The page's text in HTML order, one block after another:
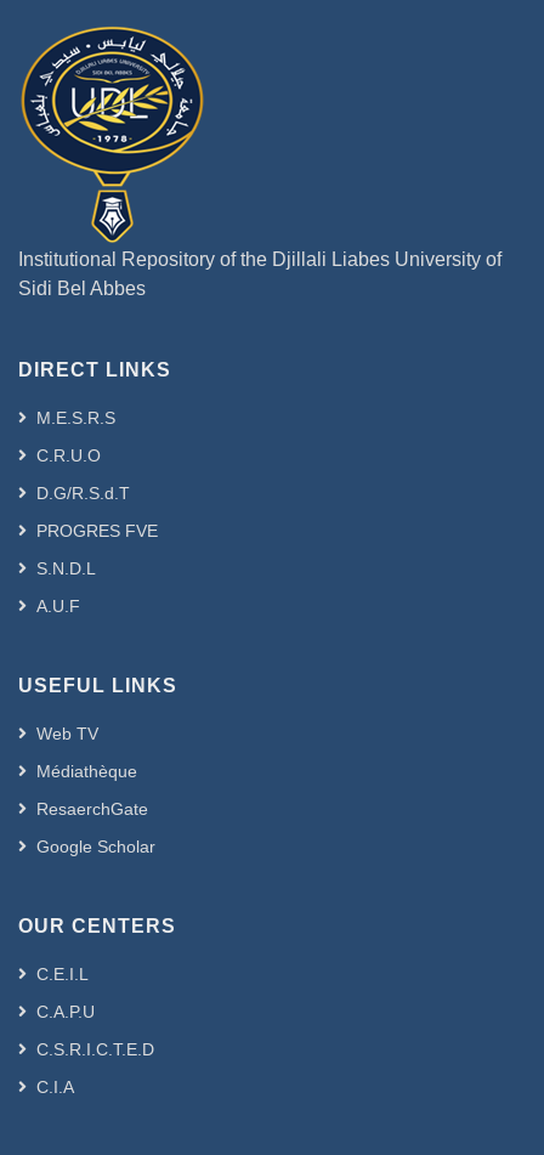
Institutional Repository of the Djillali Liabes University of
Sidi Bel Abbes
DIRECT LINKS
M.E.S.R.S
C.R.U.O
D.G/R.S.d.T
PROGRES FVE
S.N.D.L
A.U.F
USEFUL LINKS
Web TV
Médiathèque
ResaerchGate
Google Scholar
OUR CENTERS
C.E.I.L
C.A.P.U
C.S.R.I.C.T.E.D
C.I.A